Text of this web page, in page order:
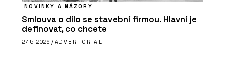
NOVINKY A NÁZORY
Smlouva o dílo se stavební firmou. Hlavní je
definovat, co chcete
27. 5. 2026 / ADVERTORIAL